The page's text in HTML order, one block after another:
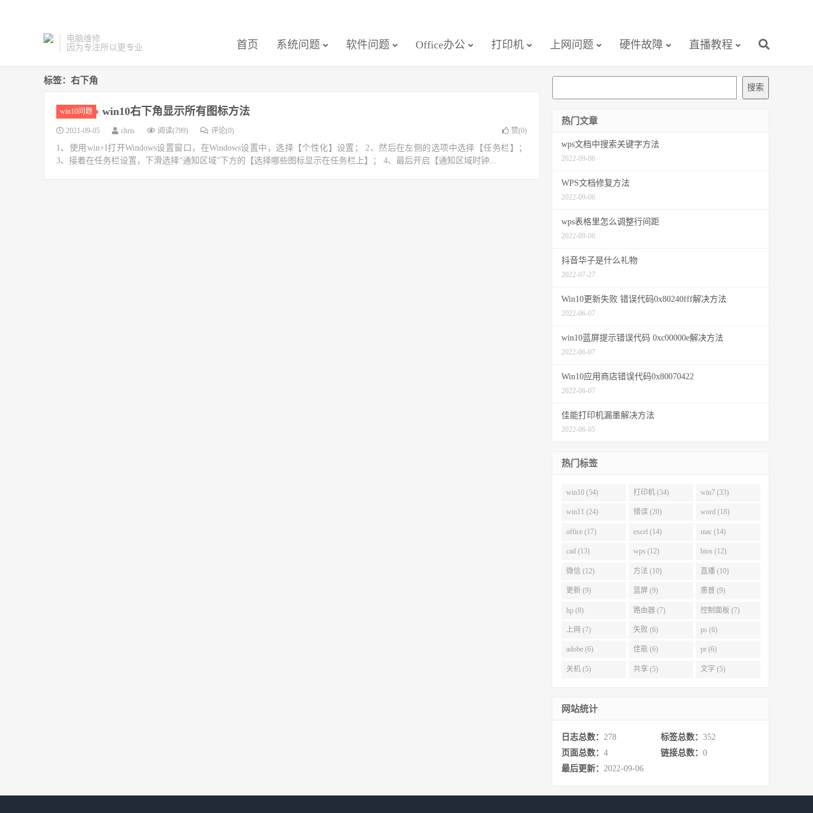
电脑维修
因为专注所以更专业
首页 系统问题 软件问题 Office办公 打印机 上网问题 硬件故障 直播教程
标签：右下角
win10问题 win10右下角显示所有图标方法
2021-09-05 chris 阅读(799) 评论(0) 赞(0)
1、使用win+I打开Windows设置窗口，在Windows设置中，选择【个性化】设置； 2、然后在左侧的选项中选择【任务栏】；
3、接着在任务栏设置，下滑选择“通知区域”下方的【选择哪些图标显示在任务栏上】； 4、最后开启【通知区域时钟...
搜索
热门文章
wps文档中搜索关键字方法
2022-09-06
WPS文档修复方法
2022-09-06
wps表格里怎么调整行间距
2022-09-06
抖音华子是什么礼物
2022-07-27
Win10更新失败 错误代码0x80240fff解决方法
2022-06-07
win10蓝屏提示错误代码 0xc00000e解决方法
2022-06-07
Win10应用商店错误代码0x80070422
2022-06-07
佳能打印机漏墨解决方法
2022-06-05
热门标签
win10 (54) 打印机 (34) win7 (33)
win11 (24) 错误 (20) word (18)
office (17) excel (14) mac (14)
cad (13) wps (12) bios (12)
微信 (12) 方法 (10) 直播 (10)
更新 (9) 蓝屏 (9) 惠普 (9)
hp (8) 路由器 (7) 控制面板 (7)
上网 (7) 失败 (6) ps (6)
adobe (6) 佳能 (6) pr (6)
关机 (5) 共享 (5) 文字 (5)
网站统计
日志总数： 278 标签总数： 352
页面总数： 4 链接总数： 0
最后更新： 2022-09-06